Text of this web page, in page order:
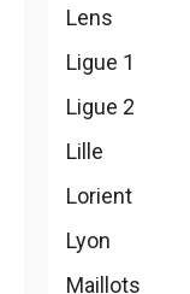
Lens
Ligue 1
Ligue 2
Lille
Lorient
Lyon
Maillots